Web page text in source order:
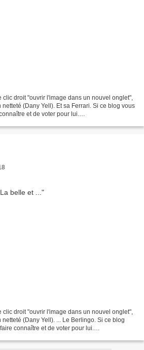
clic droit "ouvrir l'image dans un nouvel onglet",
(Dany Yell). Et sa Ferrari. Si ce blog vous
et de voter pour lui.
droit "ouvrir l'image dans un nouvel onglet",
(Dany Yell). ... Le Berlingo. Si ce blog
connaître et de voter pour lui.